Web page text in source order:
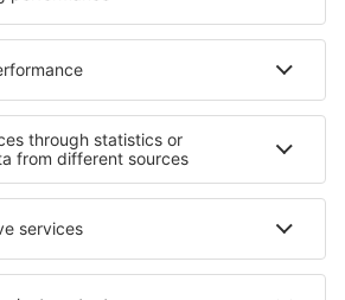
- regio's
Verblijf in Val di Sole
Verblijf in Lazio
Rivièra Verblijf op Rarotonga
in District Cluj
Verblijf in Baja California Sur